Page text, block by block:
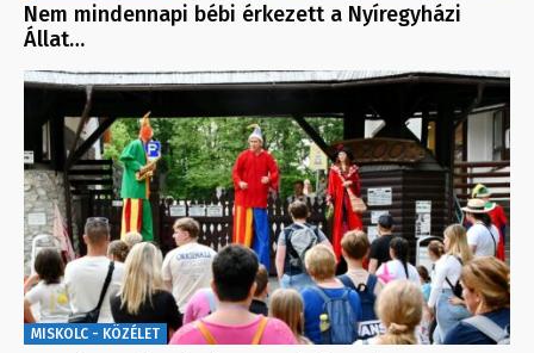
Nem mindennapi bébi érkezett a Nyíregyházi
Állat…
MISKOLC - KÖZÉLET